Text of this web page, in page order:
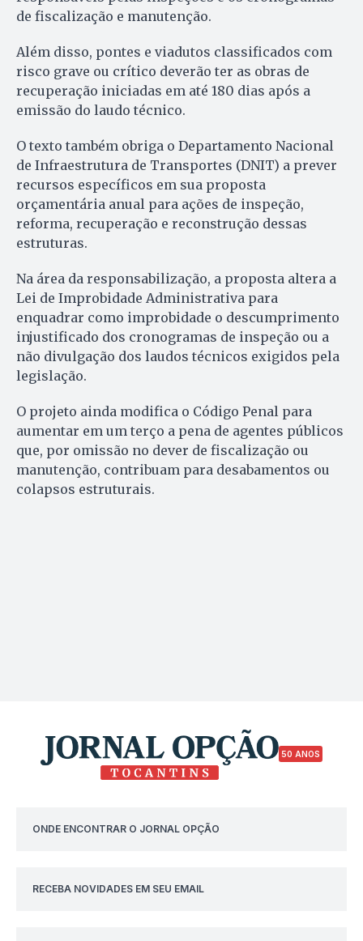
de fiscalização e manutenção.
Além disso, pontes e viadutos classificados com
risco grave ou crítico deverão ter as obras de
recuperação iniciadas em até 180 dias após a
emissão do laudo técnico.
O texto também obriga o Departamento Nacional
de Infraestrutura de Transportes (DNIT) a prever
recursos específicos em sua proposta
orçamentária anual para ações de inspeção,
reforma, recuperação e reconstrução dessas
estruturas.
Na área da responsabilização, a proposta altera a
Lei de Improbidade Administrativa para
enquadrar como improbidade o descumprimento
injustificado dos cronogramas de inspeção ou a
não divulgação dos laudos técnicos exigidos pela
legislação.
O projeto ainda modifica o Código Penal para
aumentar em um terço a pena de agentes públicos
que, por omissão no dever de fiscalização ou
manutenção, contribuam para desabamentos ou
colapsos estruturais.
50 ANOS
ONDE ENCONTRAR O JORNAL OPÇÃO
RECEBA NOVIDADES EM SEU EMAIL